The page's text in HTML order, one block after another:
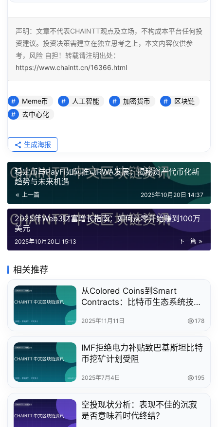
声明：文章不代表CHAINTT观点及立场，不构成本平台任何投
资建议。投资决策需建立在独立思考之上，本文内容仅供参
考，风险 自担！转载请注明出处：
https://www.chaintt.cn/16366.html
Meme币 人工智能 加密货币
区块链
去中心化
生成海报
稳定币与PayFi如何推动RWA发展：揭秘资产代币化新
趋势与未来机遇
上一篇 2025年10月20日 14:37
2025年Web3财富增长指南：如何从零开始赚到100万
美元
下一篇
2025年10月20日 15:13
相关推荐
从Colored Coins到Smart
Contracts：比特币生态系统技术
2025年11月11日 178
IMF拒绝电力补贴致巴基斯坦比特
币挖矿计划受阻
2025年7月4日 195
空投现状分析：表现不佳的沉寂
是否意味着时代终结？